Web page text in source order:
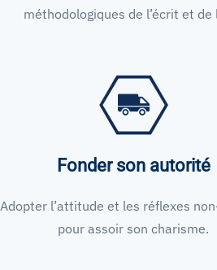
méthodologiques de l’écrit et de
Fonder son autorité
Adopter l’attitude et les réflexes
pour assoir son charisme.